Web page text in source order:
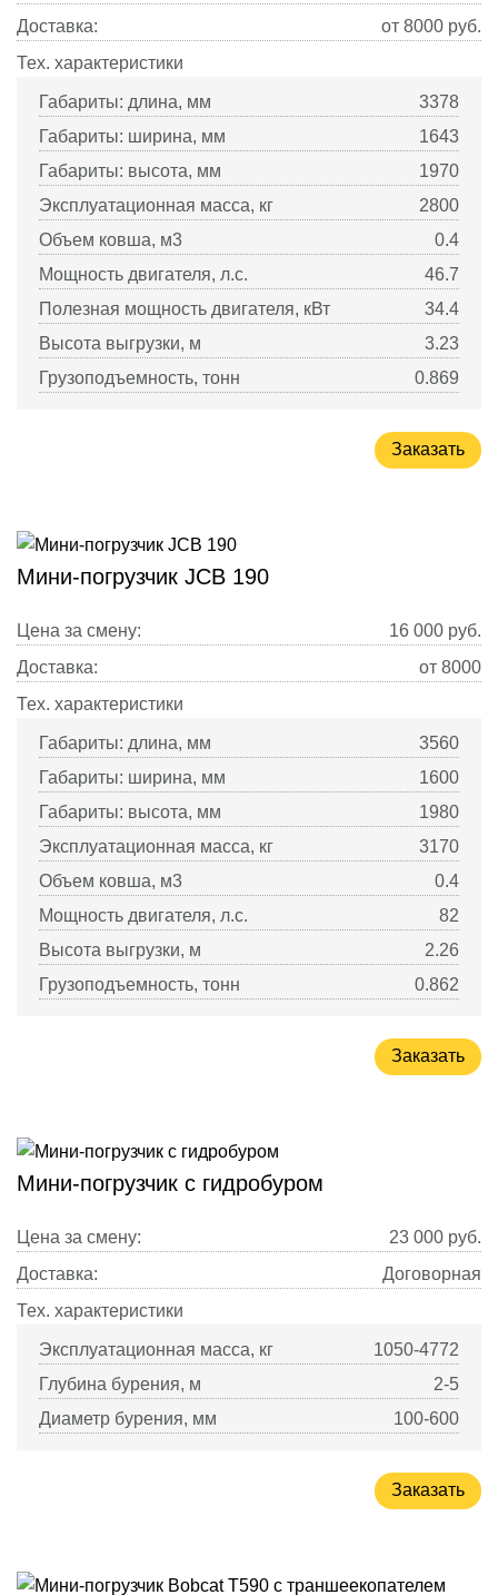
Доставка:
от 8000 руб.
Тех. характеристики
Габариты: длина, мм
3378
Габариты: ширина, мм
1643
Габариты: высота, мм
1970
Эксплуатационная масса, кг
2800
Объем ковша, м3
0.4
Мощность двигателя, л.с.
46.7
Полезная мощность двигателя, кВт
34.4
Высота выгрузки, м
3.23
Грузоподъемность, тонн
0.869
Заказать
Мини-погрузчик JCB 190
Цена за смену: 16 000 руб.
Доставка:
от 8000
Тех. характеристики
Габариты: длина, мм
3560
Габариты: ширина, мм
1600
Габариты: высота, мм
1980
Эксплуатационная масса, кг
3170
Объем ковша, м3
0.4
Мощность двигателя, л.с.
82
Высота выгрузки, м
2.26
Грузоподъемность, тонн
0.862
Заказать
Мини-погрузчик с гидробуром
Цена за смену: 23 000 руб.
Доставка:
Договорная
Тех. характеристики
Эксплуатационная масса, кг
1050-4772
Глубина бурения, м
2-5
Диаметр бурения, мм
100-600
Заказать